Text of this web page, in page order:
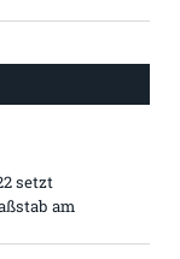
setzt
am